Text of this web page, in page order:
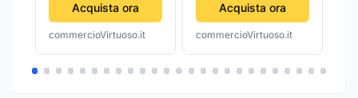
Acquista ora
commercioVirtuoso.it
Acquista ora
commercioVirtuoso.it